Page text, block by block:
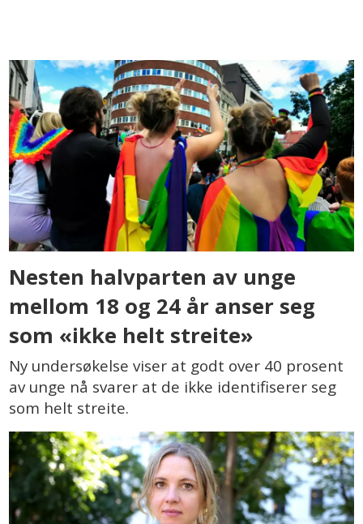
Nesten halvparten av unge
mellom 18 og 24 år anser seg
som «ikke helt streite»
Ny undersøkelse viser at godt over 40 prosent
av unge nå svarer at de ikke identifiserer seg
som helt streite.